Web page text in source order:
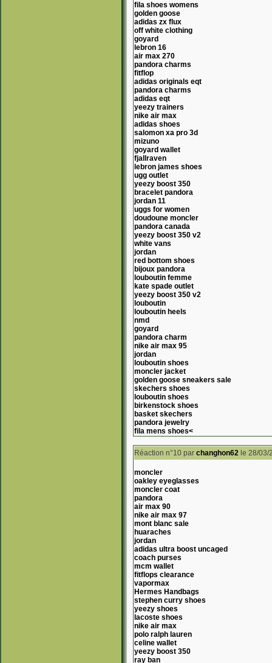
fila shoes womens
golden goose
adidas zx flux
off white clothing
goyard
lebron 16
air max 270
pandora charms
fitflop
adidas originals eqt
pandora charms
adidas eqt
yeezy trainers
nike air max
adidas shoes
salomon xa pro 3d
mizuno
goyard wallet
fjallraven
lebron james shoes
ugg outlet
yeezy boost 350
bracelet pandora
jordan 11
uggs for women
doudoune moncler
pandora canada
yeezy boost 350 v2
white vans
jordan
red bottom shoes
bijoux pandora
louboutin femme
kate spade outlet
yeezy boost 350 v2
louboutin
louboutin heels
nmd
goyard
pandora charm
nike air max 95
jordan
louboutin shoes
moncler jacket
golden goose sneakers sale
skechers shoes
louboutin shoes
birkenstock shoes
basket skechers
pandora jewelry
fila mens shoes<
Réaction n°10 par changhon62 le 28/03/
moncler
oakley eyeglasses
moncler coat
pandora
air max 90
nike air max 97
mont blanc sale
huaraches
jordan
adidas ultra boost uncaged
coach purses
mcm wallet
fitflops clearance
vapormax
Hermes Handbags
stephen curry shoes
yeezy shoes
lacoste shoes
nike air max
polo ralph lauren
celine wallet
yeezy boost 350
ray ban